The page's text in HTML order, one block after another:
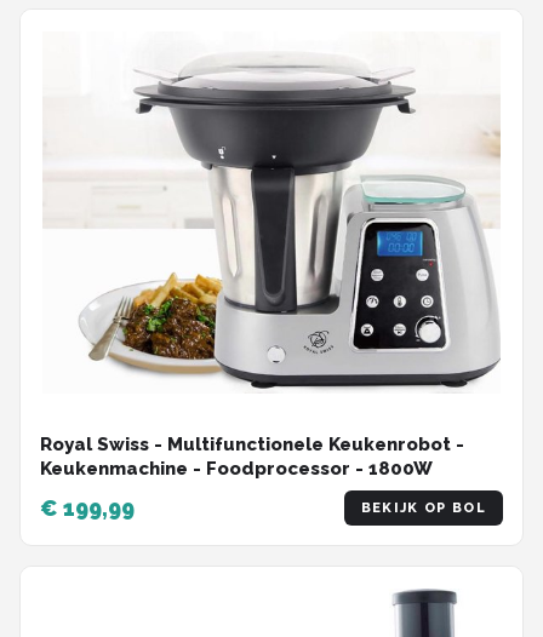
Royal Swiss - Multifunctionele Keukenrobot -
Keukenmachine - Foodprocessor - 1800W
€ 199,99 BEKIJK OP BOL